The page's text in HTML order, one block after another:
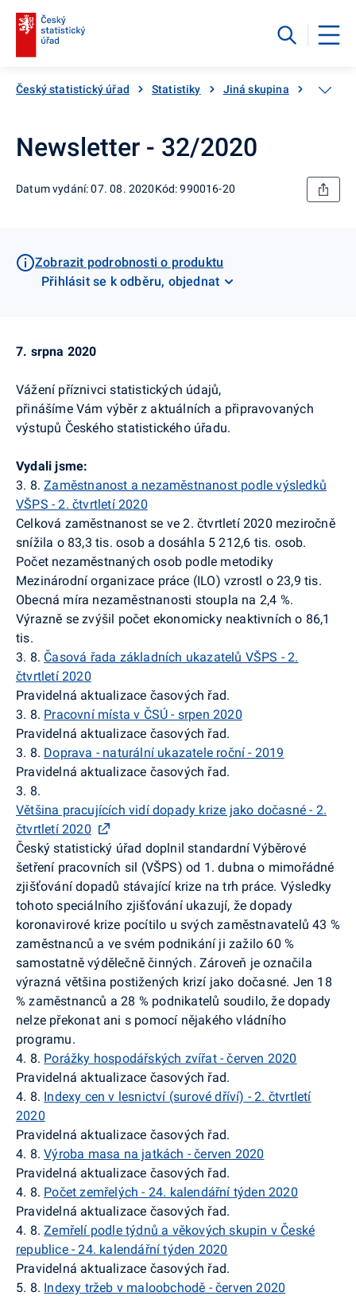
Český statistický úřad Statistiky Jiná skupina
Newsletter - 32/2020
Datum vydání: 07. 08. 2020Kód: 990016-20
Zobrazit podrobnosti o produktu
Přihlásit se k odběru, objednat
7. srpna 2020
Vážení příznivci statistických údajů,
přinášíme Vám výběr z aktuálních a připravovaných
výstupů Českého statistického úřadu.
Vydali jsme:
3. 8.Zaměstnanost a nezaměstnanost podle výsledků
VŠPS - 2. čtvrtletí 2020
Celková zaměstnanost se ve 2. čtvrtletí 2020 meziročně
snížila o 83,3 tis. osob a dosáhla 5 212,6 tis. osob.
Počet nezaměstnaných osob podle metodiky
Mezinárodní organizace práce (ILO) vzrostl o 23,9 tis.
Obecná míra nezaměstnanosti stoupla na 2,4 %.
Výrazně se zvýšil počet ekonomicky neaktivních o 86,1
tis.
3. 8. Časová řada základních ukazatelů VŠPS - 2.
čtvrtletí 2020
Pravidelná aktualizace časových řad.
3. 8. Pracovní místa v ČSÚ - srpen 2020
Pravidelná aktualizace časových řad.
3. 8. Doprava - naturální ukazatele roční - 2019
Pravidelná aktualizace časových řad.
3. 8.
Většina pracujících vidí dopady krize jako dočasné - 2.
čtvrtletí 2020
Český statistický úřad doplnil standardní Výběrové
šetření pracovních sil (VŠPS) od 1. dubna o mimořádné
zjišťování dopadů stávající krize na trh práce. Výsledky
tohoto speciálního zjišťování ukazují, že dopady
koronavirové krize pocítilo u svých zaměstnavatelů 43 %
zaměstnanců a ve svém podnikání ji zažilo 60 %
samostatně výdělečně činných. Zároveň je označila
výrazná většina postižených krizí jako dočasné. Jen 18
% zaměstnanců a 28 % podnikatelů soudilo, že dopady
nelze překonat ani s pomocí nějakého vládního
programu.
4. 8. Porážky hospodářských zvířat - červen 2020
Pravidelná aktualizace časových řad.
4. 8. Indexy cen v lesnictví (surové dříví) - 2. čtvrtletí
2020
Pravidelná aktualizace časových řad.
4. 8.Výroba masa na jatkách - červen 2020
Pravidelná aktualizace časových řad.
4. 8. Počet zemřelých - 24. kalendářní týden 2020
Pravidelná aktualizace časových řad.
4. 8.Zemřelí podle týdnů a věkových skupin v České
republice - 24. kalendářní týden 2020
Pravidelná aktualizace časových řad.
5. 8. Indexy tržeb v maloobchodě - červen 2020